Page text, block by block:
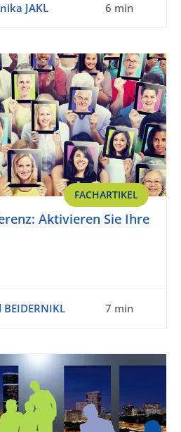
JAKL 6 min
FACHARTIKEL
Aktivieren Sie Ihre
BEIDERNIKL 7 min